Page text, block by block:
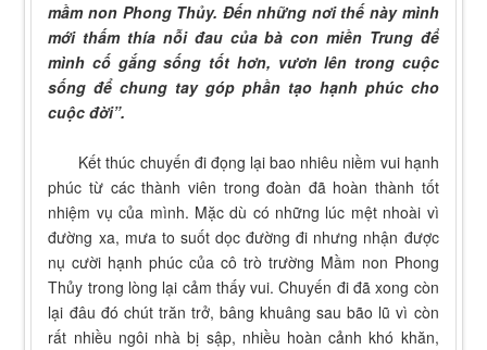
mầm non Phong Thủy. Đến những nơi thế này mình
mới thấm thía nỗi đau của bà con miền Trung để
mình cố gắng sống tốt hơn, vươn lên trong cuộc
sống để chung tay góp phần tạo hạnh phúc cho
cuộc đời”.
Kết thúc chuyến đi đọng lại bao nhiêu niềm vui hạnh
phúc từ các thành viên trong đoàn đã hoàn thành tốt
nhiệm vụ của mình. Mặc dù có những lúc mệt nhoài vì
đường xa, mưa to suốt dọc đường đi nhưng nhận được
nụ cười hạnh phúc của cô trò trường Mầm non Phong
Thủy trong lòng lại cảm thấy vui. Chuyến đi đã xong còn
lại đâu đó chút trăn trở, bâng khuâng sau bão lũ vì còn
rất nhiều ngôi nhà bị sập, nhiều hoàn cảnh khó khăn,